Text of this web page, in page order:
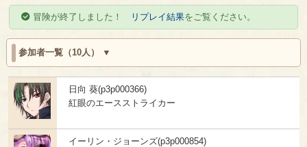
冒険が終了しました！ リプレイ結果をご覧ください。
参加者一覧（10人）
日向 葵(p3p000366)
紅眼のエースストライカー
イーリン・ジョーンズ(p3p000854)